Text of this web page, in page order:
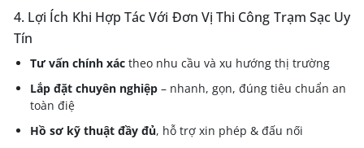
4. Lợi Ích Khi Hợp Tác Với Đơn Vị Thi Công Trạm Sạc Uy
Tín
Tư vấn chính xác theo nhu cầu và xu hướng thị trường
Lắp đặt chuyên nghiệp – nhanh, gọn, đúng tiêu chuẩn an
toàn điệ
Hồ sơ kỹ thuật đầy đủ, hỗ trợ xin phép & đấu nối